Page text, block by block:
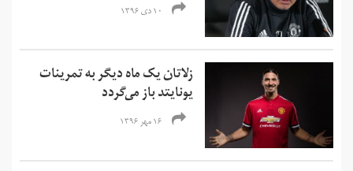
۱۰ دی ۱۳۹۶
زلاتان یک ماه دیگر به تمرینات
یونایتد باز می‌گردد
۱۶ مهر ۱۳۹۶